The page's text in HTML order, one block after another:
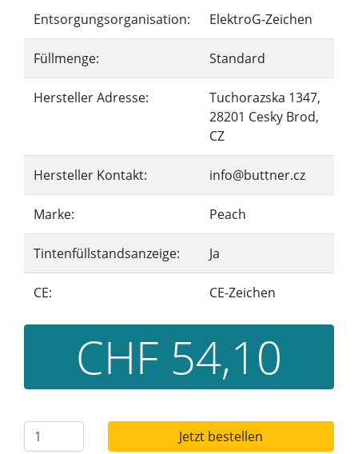
Entsorgungsorganisation: ElektroG-Zeichen
Füllmenge: Standard
Hersteller Adresse:
Tuchorazska 1347,
28201 Cesky Brod,
CZ
Hersteller Kontakt: info@buttner.cz
Marke: Peach
Tintenfüllstandsanzeige: Ja
CE: CE-Zeichen
CHF 54,10
Jetzt bestellen